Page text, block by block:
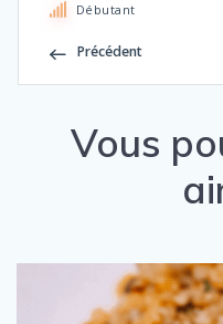
Débutant
Précédent
Vous